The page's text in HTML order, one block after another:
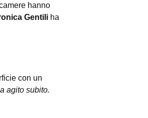
hanno
Gentili ha
con un
agito subito.